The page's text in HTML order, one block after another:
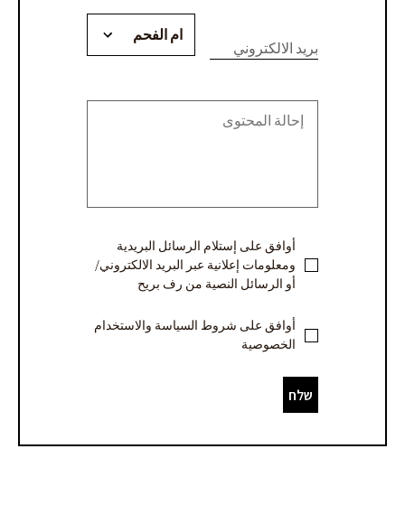
או
הצעת
بريد الالكتروني
أوافق على إستلام الرسائل البريدية
ومعلومات إعلانية عبر البريد الالكتروني/
أو الرسائل النصية من رف بريح
أوافق على شروط السياسة والاستخدام
الخصوصية
שלח
this
field